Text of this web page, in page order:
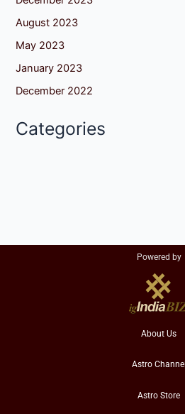
August 2023
May 2023
January 2023
December 2022
Categories
Powered by
About Us
Astro Channel
Astro Store